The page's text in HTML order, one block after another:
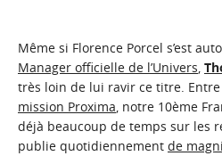
Même si Florence Porcel s’est
Manager officielle de l’Univers,
très loin de lui ravir ce titre.
mission Proxima, notre 10ème
déjà beaucoup de temps sur les
publie quotidiennement de